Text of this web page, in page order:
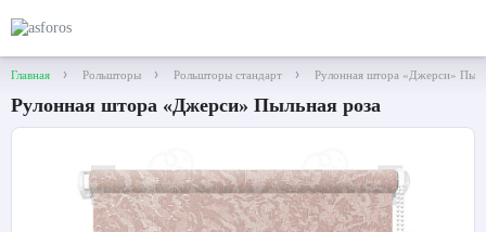
Главная Рольшторы Рольшторы стандарт Рулонная штора «Джерси»
Рулонная штора «Джерси» Пыльная роза